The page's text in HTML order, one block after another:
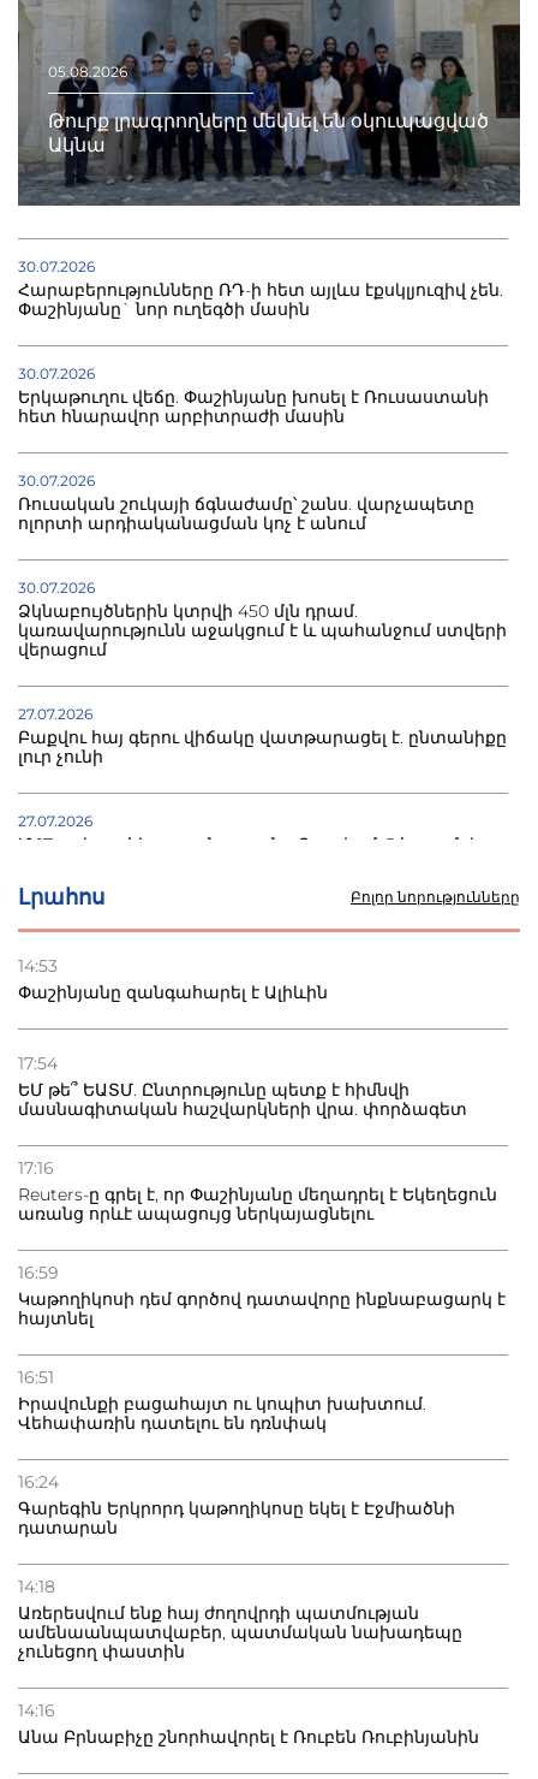
Լրահոս Բոլոր նորությունները
14:53
Փաշինյանը զանգահարել է Ալիևին
17:54
ԵՄ թե՞ ԵԱՏՄ. Ընտրությունը պետք է հիմնվի
մասնագիտական հաշվարկների վրա. փորձագետ
17:16
Reuters-ը գրել է, որ Փաշինյանը մեղադրել է Եկեղեցուն
առանց որևէ ապացույց ներկայացնելու
16:59
Կաթողիկոսի դեմ գործով դատավորը ինքնաբացարկ է
հայտնել
16:51
Իրավունքի բացահայտ ու կոպիտ խախտում.
Վեհափառին դատելու են դռնփակ
16:24
Գարեգին Երկրորդ կաթողիկոսը եկել է Էջմիածնի
դատարան
14:18
Առերեսվում ենք հայ ժողովրդի պատմության
ամենաանպատվաբեր, պատմական նախադեպը
չունեցող փաստին
14:16
Անա Բրնաբիչը շնորհավորել է Ռուբեն Ռուբինյանին
05.08.2026
Թուրք լրագրողները մեկնել են օկուպացված
Ակնա
30.07.2026
Հարաբերությունները ՌԴ-ի հետ այլևս էքսկլյուզիվ չեն.
Փաշինյանը` նոր ուղեգծի մասին
30.07.2026
Երկաթուղու վեճը. Փաշինյանը խոսել է Ռուսաստանի
հետ հնարավոր արբիտրաժի մասին
30.07.2026
Ռուսական շուկայի ճգնաժամը՝ շանս. վարչապետը
ոլորտի արդիականացման կոչ է անում
30.07.2026
Ձկնաբույծներին կտրվի 450 մլն դրամ.
կառավարությունն աջակցում է և պահանջում ստվերի
վերացում
27.07.2026
Բաքվու հայ գերու վիճակը վատթարացել է. ընտանիքը
լուր չունի
27.07.2026
Մ-17 աշխարհի առաջնությունը Բաքվում. 5 հայ ըմբիշ
22.07.2026
տուժածներ կան
21.07.2026
Դատվածություն ունեցող միգրանտներին կարգելվի
բնակվել Ռուսաստանում
20.07.2026
Բաքվի բանտից գեներալ Մանուկյանը դիմել է
Փաշինյանին